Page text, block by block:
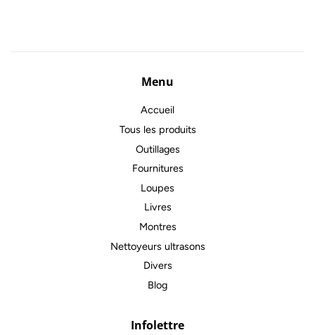
Menu
Accueil
Tous les produits
Outillages
Fournitures
Loupes
Livres
Montres
Nettoyeurs ultrasons
Divers
Blog
Infolettre